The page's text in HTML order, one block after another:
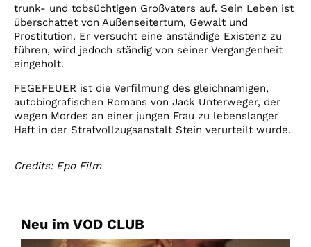
trunk- und tobsüchtigen Großvaters auf. Sein Leben ist
überschattet von Außenseitertum, Gewalt und
Prostitution. Er versucht eine anständige Existenz zu
führen, wird jedoch ständig von seiner Vergangenheit
eingeholt.
FEGEFEUER ist die Verfilmung des gleichnamigen,
autobiografischen Romans von Jack Unterweger, der
wegen Mordes an einer jungen Frau zu lebenslanger
Haft in der Strafvollzugsanstalt Stein verurteilt wurde.
Credits: Epo Film
Neu im VOD CLUB